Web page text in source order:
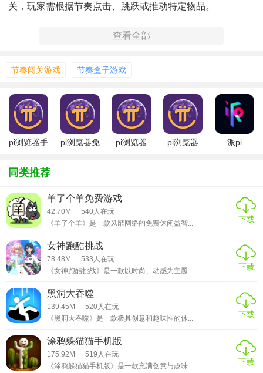
关，玩家需根据节奏点击、跳跃或推动特定物品。
4. 时间操控：部分谜题允许玩家通过调整音乐节奏或暂停时
【节奏盒子Piège特色】
1. 原创音乐：每关都配以独特的原创曲目，不仅丰富了游戏
体验，也加深了游戏与音乐之间的联系。
2. 视觉艺术：游戏采用手绘风格的艺术设计，色彩丰富，与
3. 动态环境：游戏世界随音乐节奏变化，玩家需适应不断变
化的场景来寻找前进的道路。
4. 多结局设计：根据玩家的选择和解谜过程，游戏拥有不同
的结局，鼓励玩家多次尝试以发现所有故事线。
1. 创新玩法：结合了音乐、解谜与平台跳跃的元素，为玩家
提供全新的游戏体验。
2. 深度故事：通过解谜逐步揭示游戏背后的故事，让玩家在
享受游戏的同时沉浸于丰富的剧情之中。
查看全部
节奏闯关游戏 节奏盒子游戏
pi浏览器手
pi浏览器免
pi浏览器
pi浏览器 派pi
同类推荐
羊了个羊免费游戏
42.70M 540 人在玩
《羊了个羊》是一款风靡网络的免费休闲益智...
下载
女神跑酷挑战
78.48M 533 人在玩
《女神跑酷挑战》是一款以时尚、动感为主题...
下载
黑洞大吞噬
139.45M 520 人在玩
《黑洞大吞噬》是一款极具创意和趣味性的休...
下载
涂鸦躲猫猫手机版
175.92M 519 人在玩
《涂鸦躲猫猫手机版》是一款充满创意与趣味...
下载